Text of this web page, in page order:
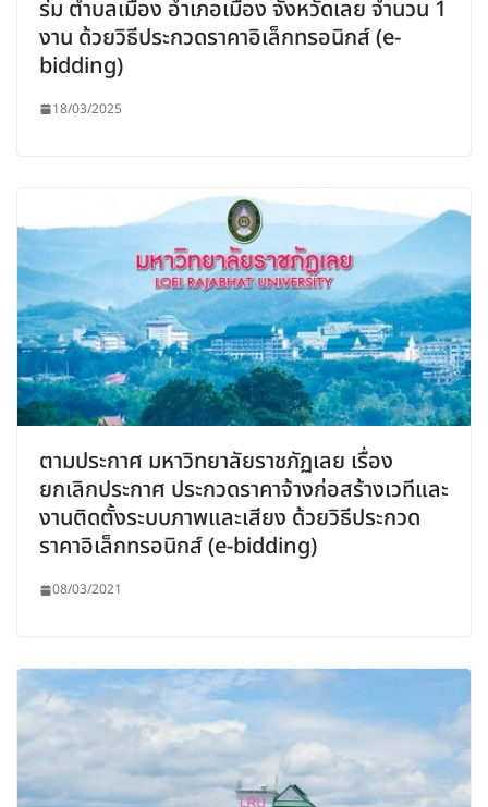
ร่ม ตำบลเมือง อำเภอเมือง จังหวัดเลย จำนวน 1
งาน ด้วยวิธีประกวดราคาอิเล็กทรอนิกส์ (e-
bidding)
18/03/2025
ตามประกาศ มหาวิทยาลัยราชภัฏเลย เรื่อง
ยกเลิกประกาศ ประกวดราคาจ้างก่อสร้างเวทีและ
งานติดตั้งระบบภาพและเสียง ด้วยวิธีประกวด
ราคาอิเล็กทรอนิกส์ (e-bidding)
08/03/2021